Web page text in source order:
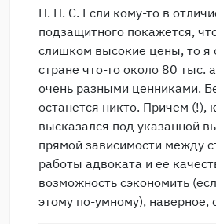
П. П. С. Если кому-то в
подзащитного покажется,
слишком высокие цены, то я
стране что-то около 80 тыс.
очень разными ценниками.
останется никто. Причем (!),
высказался под указанной
прямой зависимости между
работы адвоката и ее
возможность сэкономить
этому по-умному), наверное,